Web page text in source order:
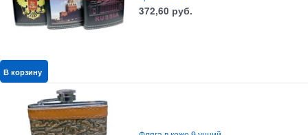
372,60 руб.
В корзину